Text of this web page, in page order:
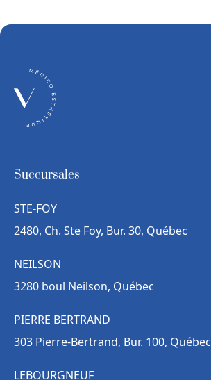
Succursales
STE-FOY
2480, Ch. Ste Foy, Bur. 30, Québec
NEILSON
3280 boul Neilson, Québec
PIERRE BERTRAND
303 Pierre-Bertrand, Bur. 100, Québec
LEBOURGNEUF